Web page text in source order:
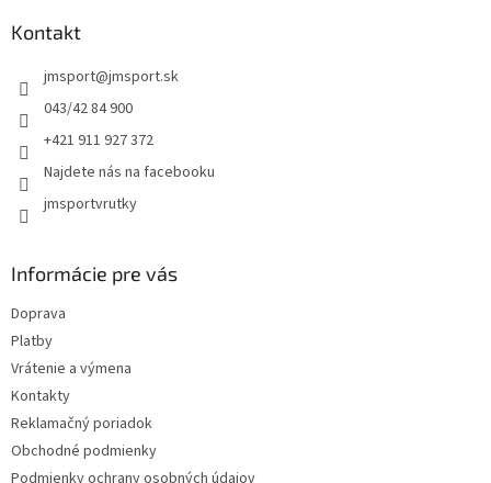
Kontakt
jmsport@jmsport.sk
043/42 84 900
+421 911 927 372
Najdete nás na facebooku
jmsportvrutky
Informácie pre vás
Doprava
Platby
Vrátenie a výmena
Kontakty
Reklamačný poriadok
Obchodné podmienky